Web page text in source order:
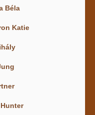
Béla
Katie